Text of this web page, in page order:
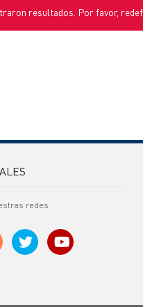
resultados. Por favor,
redes